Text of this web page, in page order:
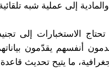
والمادية إلى عملية شبه
تحتاج الاستخبارات إلى
أنفسهم يقدّمون
ما يتيح تحديث